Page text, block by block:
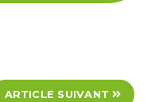
ARTICLE SUIVANT